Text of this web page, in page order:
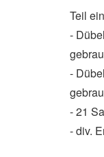
Teil
-
-
- 21
- div.